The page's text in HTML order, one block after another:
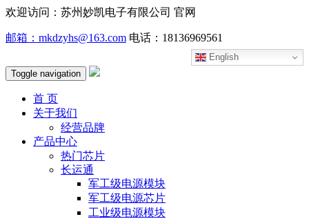
欢迎访问：苏州妙凯电子有限公司 官网
邮箱：mkdzyhs@163.com 电话：18136969561
English
Toggle navigation
首 页
关于我们
经营品牌
产品中心
热门芯片
长运通
军工级电源模块
军工级电源芯片
工业级电源模块